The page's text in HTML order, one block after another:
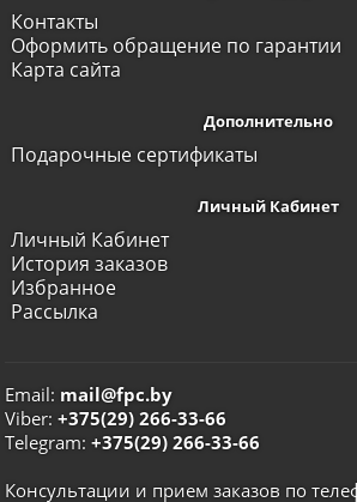
Контакты
Оформить обращение по гарантии
Карта сайта
Дополнительно
Подарочные сертификаты
Личный Кабинет
Личный Кабинет
История заказов
Избранное
Рассылка
Email: mail@fpc.by
Viber:+375(29) 266-33-66
Telegram:+375(29) 266-33-66
Консультации и прием заказов по